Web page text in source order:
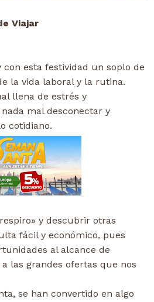
Viajar
con esta festividad un soplo de
la vida laboral y la rutina.
llena de estrés y
mal desconectar y
cotidiano.
y descubrir otras
fácil y económico, pues
al alcance de
las grandes ofertas que nos
se han convertido en algo